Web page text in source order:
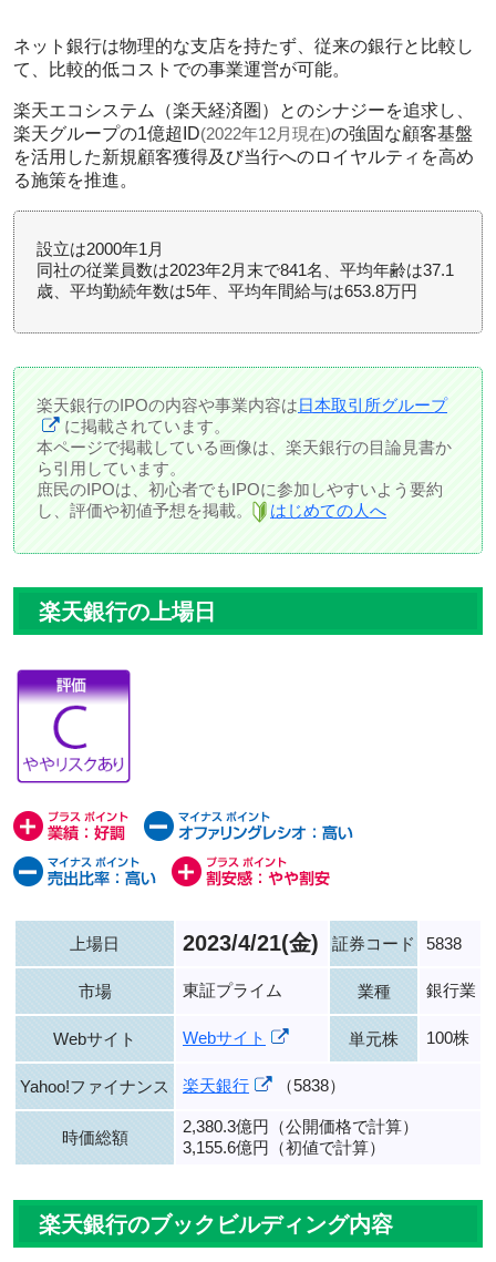
ネット銀行は物理的な支店を持たず、従来の銀行と比較し
て、比較的低コストでの事業運営が可能。
楽天エコシステム（楽天経済圏）とのシナジーを追求し、
楽天グループの1億超ID(2022年12月現在)の強固な顧客基盤
を活用した新規顧客獲得及び当行へのロイヤルティを高め
る施策を推進。
設立は2000年1月
同社の従業員数は2023年2月末で841名、平均年齢は37.1
歳、平均勤続年数は5年、平均年間給与は653.8万円
楽天銀行のIPOの内容や事業内容は日本取引所グループ
に掲載されています。
本ページで掲載している画像は、楽天銀行の目論見書か
ら引用しています。
庶民のIPOは、初心者でもIPOに参加しやすいよう要約
し、評価や初値予想を掲載。
はじめての人へ
楽天銀行の上場日
上場日 2023/4/21(金) 証券コード 5838
市場 東証プライム 業種 銀行業
Webサイト Webサイト 単元株 100株
Yahoo!ファイナンス 楽天銀行 （5838）
時価総額
2,380.3億円（公開価格で計算）
3,155.6億円（初値で計算）
楽天銀行のブックビルディング内容